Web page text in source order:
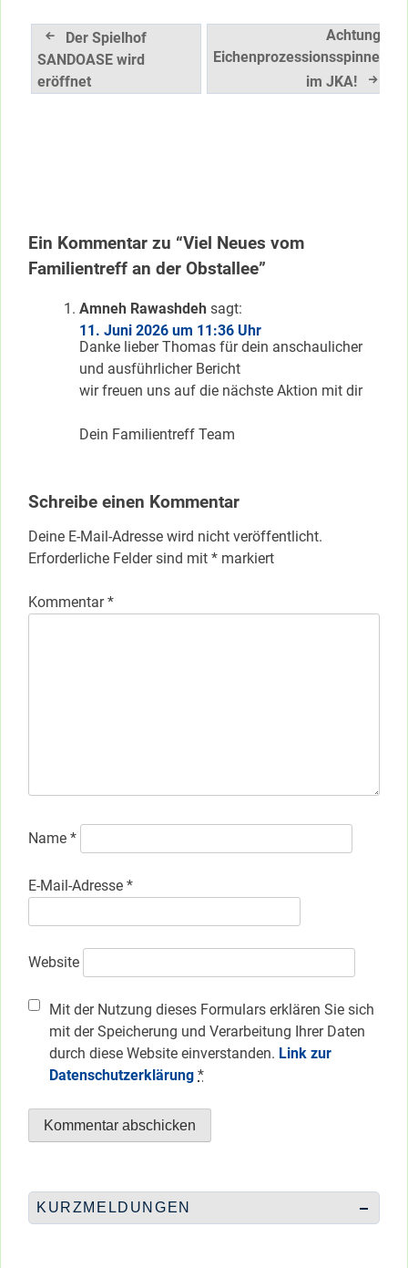
Beitragsnavigation
Der Spielhof
SANDOASE wird
eröffnet
Achtung:
Eichenprozessionsspinner
im JKA!
Ein Kommentar zu “Viel Neues vom
Familientreff an der Obstallee”
Amneh Rawashdeh sagt:
11. Juni 2026 um 11:36 Uhr
Danke lieber Thomas für dein anschaulicher
und ausführlicher Bericht
wir freuen uns auf die nächste Aktion mit dir
Dein Familientreff Team
Schreibe einen Kommentar
Deine E-Mail-Adresse wird nicht veröffentlicht.
Erforderliche Felder sind mit * markiert
Kommentar*
Name *
E-Mail-Adresse *
Website
Mit der Nutzung dieses Formulars erklären Sie sich
mit der Speicherung und Verarbeitung Ihrer Daten
durch diese Website einverstanden. Link zur
Datenschutzerklärung *
KURZMELDUNGEN